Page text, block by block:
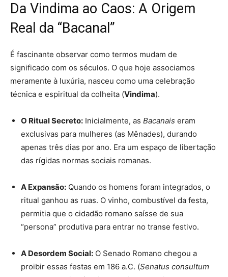
Da Vindima ao Caos: A Origem
Real da “Bacanal”
É fascinante observar como termos mudam de
significado com os séculos. O que hoje associamos
meramente à luxúria, nasceu como uma celebração
técnica e espiritual da colheita (Vindima).
O Ritual Secreto: Inicialmente, as Bacanais eram
exclusivas para mulheres (as Mênades), durando
apenas três dias por ano. Era um espaço de libertação
das rígidas normas sociais romanas.
A Expansão: Quando os homens foram integrados, o
ritual ganhou as ruas. O vinho, combustível da festa,
permitia que o cidadão romano saísse de sua
“persona” produtiva para entrar no transe festivo.
A Desordem Social: O Senado Romano chegou a
proibir essas festas em 186 a.C. (Senatus consultum